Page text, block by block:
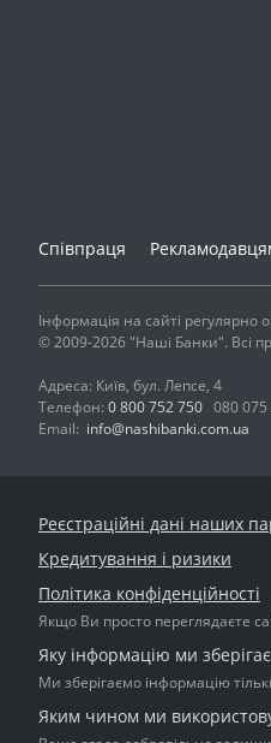
Співпраця
Інформація на сайті регулярно
© 2009-2026 "Наші Банки". Всі
Адреса: Київ, бул. Лепсе, 4
Телефон: 0 800 752 750 080 075
Email: info@nashibanki.com.ua
Реєстраційні дані наших
Кредитування і ризики
Політика конфіденційності
Якщо Ви просто переглядаєте
Яку інформацію ми
Ми зберігаємо інформацію
Яким чином ми